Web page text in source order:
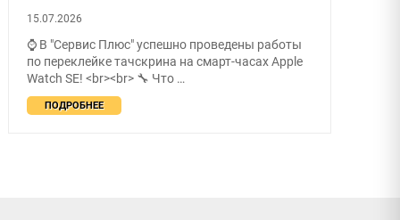
15.07.2026
⌚ В "Сервис Плюс" успешно проведены работы
по переклейке тачскрина на смарт-часах Apple
Watch SE! <br><br> 🔧 Что …
ПОДРОБНЕЕ